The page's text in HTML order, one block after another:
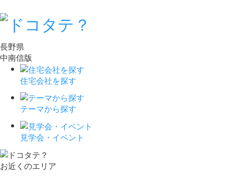
長野県
中南信版
住宅会社を探す
テーマから探す
見学会・イベント
お近くのエリア